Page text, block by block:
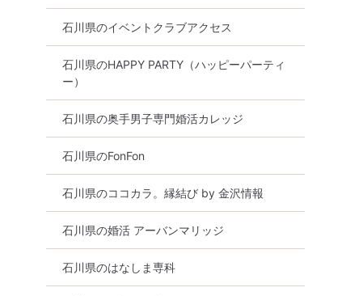
石川県のイベントクラブアクセス
石川県のHAPPY PARTY（ハッピーパーティ
ー）
石川県の奥手男子専門婚活カレッジ
石川県のFonFon
石川県のココカラ。縁結び by 金沢情報
石川県の婚活 アーバンマリッジ
石川県のはなしま専科